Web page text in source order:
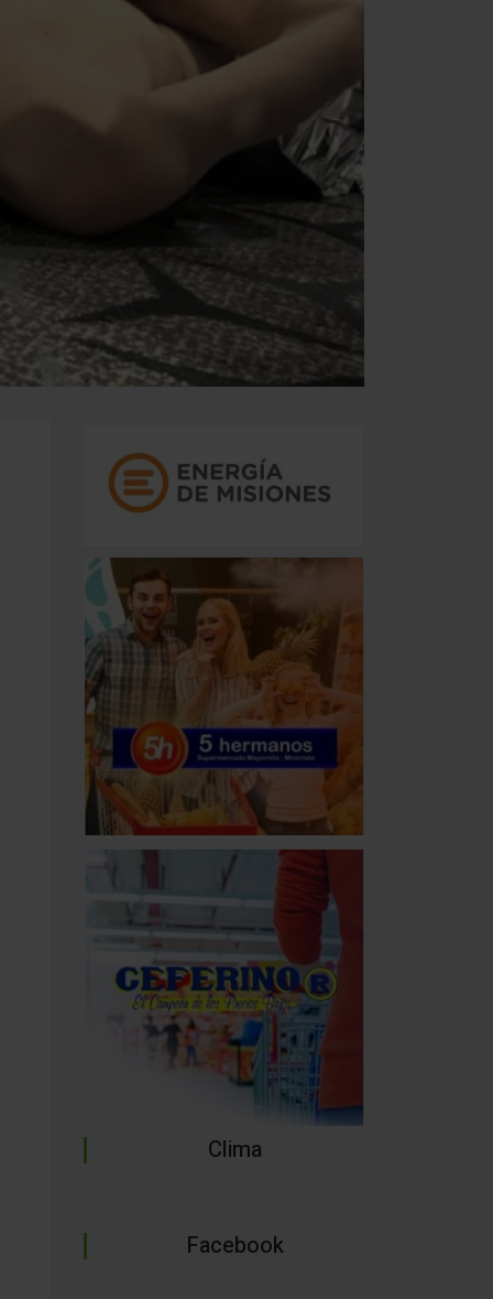
Clima
Facebook